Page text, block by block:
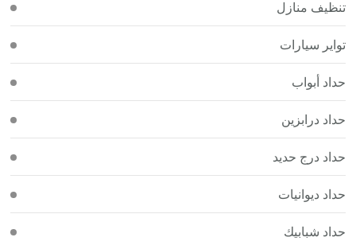
تنظيف منازل
تواير سيارات
حداد أبواب
حداد درابزين
حداد درج حديد
حداد ديوانيات
حداد شبابيك